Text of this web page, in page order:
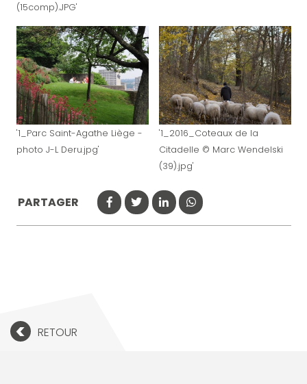
(15comp).JPG'
'1_Parc Saint-Agathe Liège -
photo J-L Deru.jpg'
'1_2016_Coteaux de la
Citadelle © Marc Wendelski
(39).jpg'
PARTAGER
< RETOUR